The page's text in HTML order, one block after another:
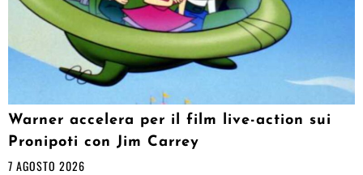
Warner accelera per il film live-action sui
Pronipoti con Jim Carrey
7 AGOSTO 2026